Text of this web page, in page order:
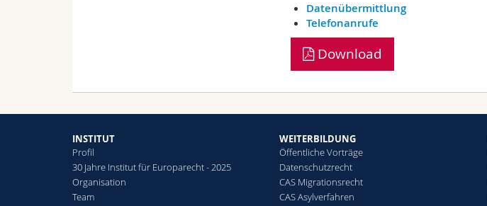
Datenübermittlung
Telefonanrufe
Download
INSTITUT
Profil
30 Jahre Institut für Europarecht - 2025
Organisation
Team
WEITERBILDUNG
Öffentliche Vorträge
Datenschutzrecht
CAS Migrationsrecht
CAS Asylverfahren